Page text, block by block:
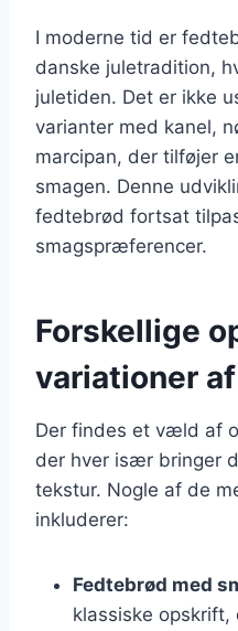
I moderne tid er
danske juletradition,
juletiden. Det er ikke
varianter med kanel,
marcipan, der tilføjer
smagen. Denne
fedtebrød fortsat
smagspræferencer.
Forskellige
variationer
Der findes et væld af
der hver især bringer
tekstur. Nogle af de
inkluderer:
Fedtebrød med
klassiske opskrift,